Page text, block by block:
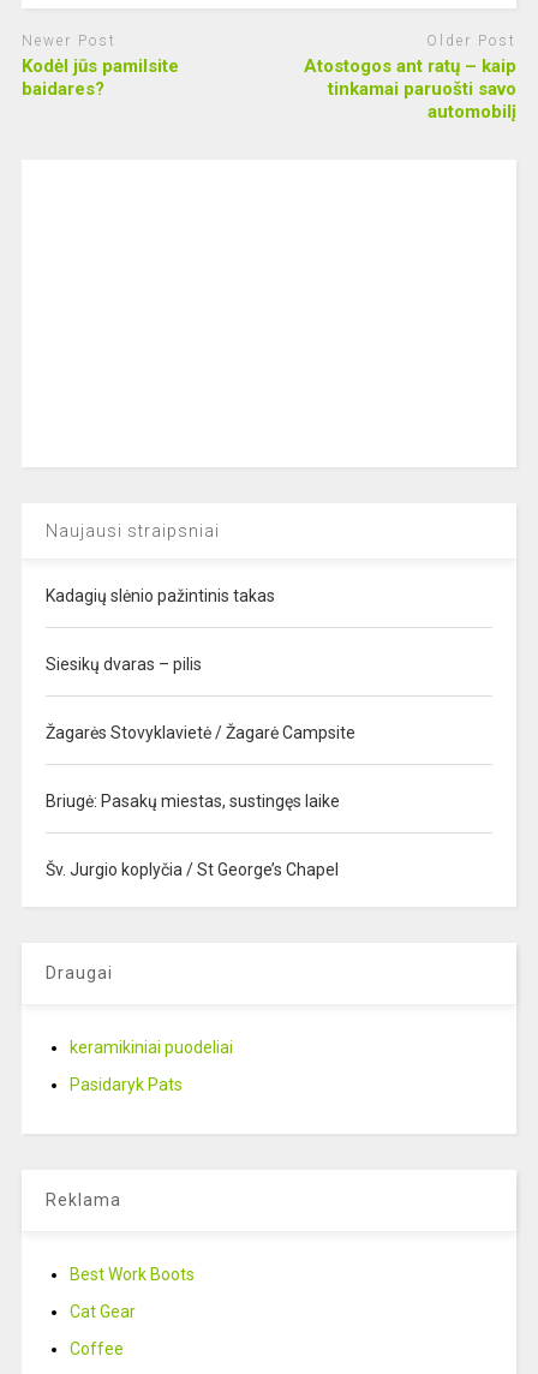
Newer Post
Kodėl jūs pamilsite
baidares?
Older Post
Atostogos ant ratų – kaip
tinkamai paruošti savo
automobilį
Naujausi straipsniai
Kadagių slėnio pažintinis takas
Siesikų dvaras – pilis
Žagarės Stovyklavietė / Žagarė Campsite
Briugė: Pasakų miestas, sustingęs laike
Šv. Jurgio koplyčia / St George’s Chapel
Draugai
keramikiniai puodeliai
Pasidaryk Pats
Reklama
Best Work Boots
Cat Gear
Coffee